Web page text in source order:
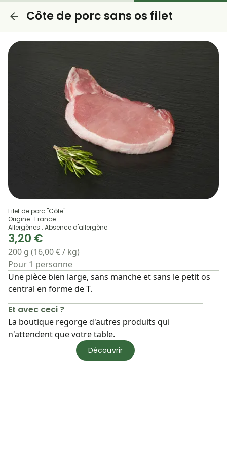
Côte de porc sans os filet
Filet de porc "Côte"
Origine : France
Allergènes : Absence d'allergène
3,20 €
200 g (16,00 € / kg)
Pour 1 personne
Une pièce bien large, sans manche et sans le petit os
central en forme de T.
Et avec ceci ?
La boutique regorge d'autres produits qui
n'attendent que votre table.
Découvrir